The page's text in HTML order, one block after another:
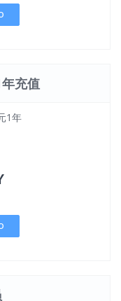
充值
1年